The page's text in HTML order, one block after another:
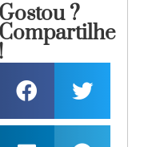
Gostou ?
Compartilhe
!